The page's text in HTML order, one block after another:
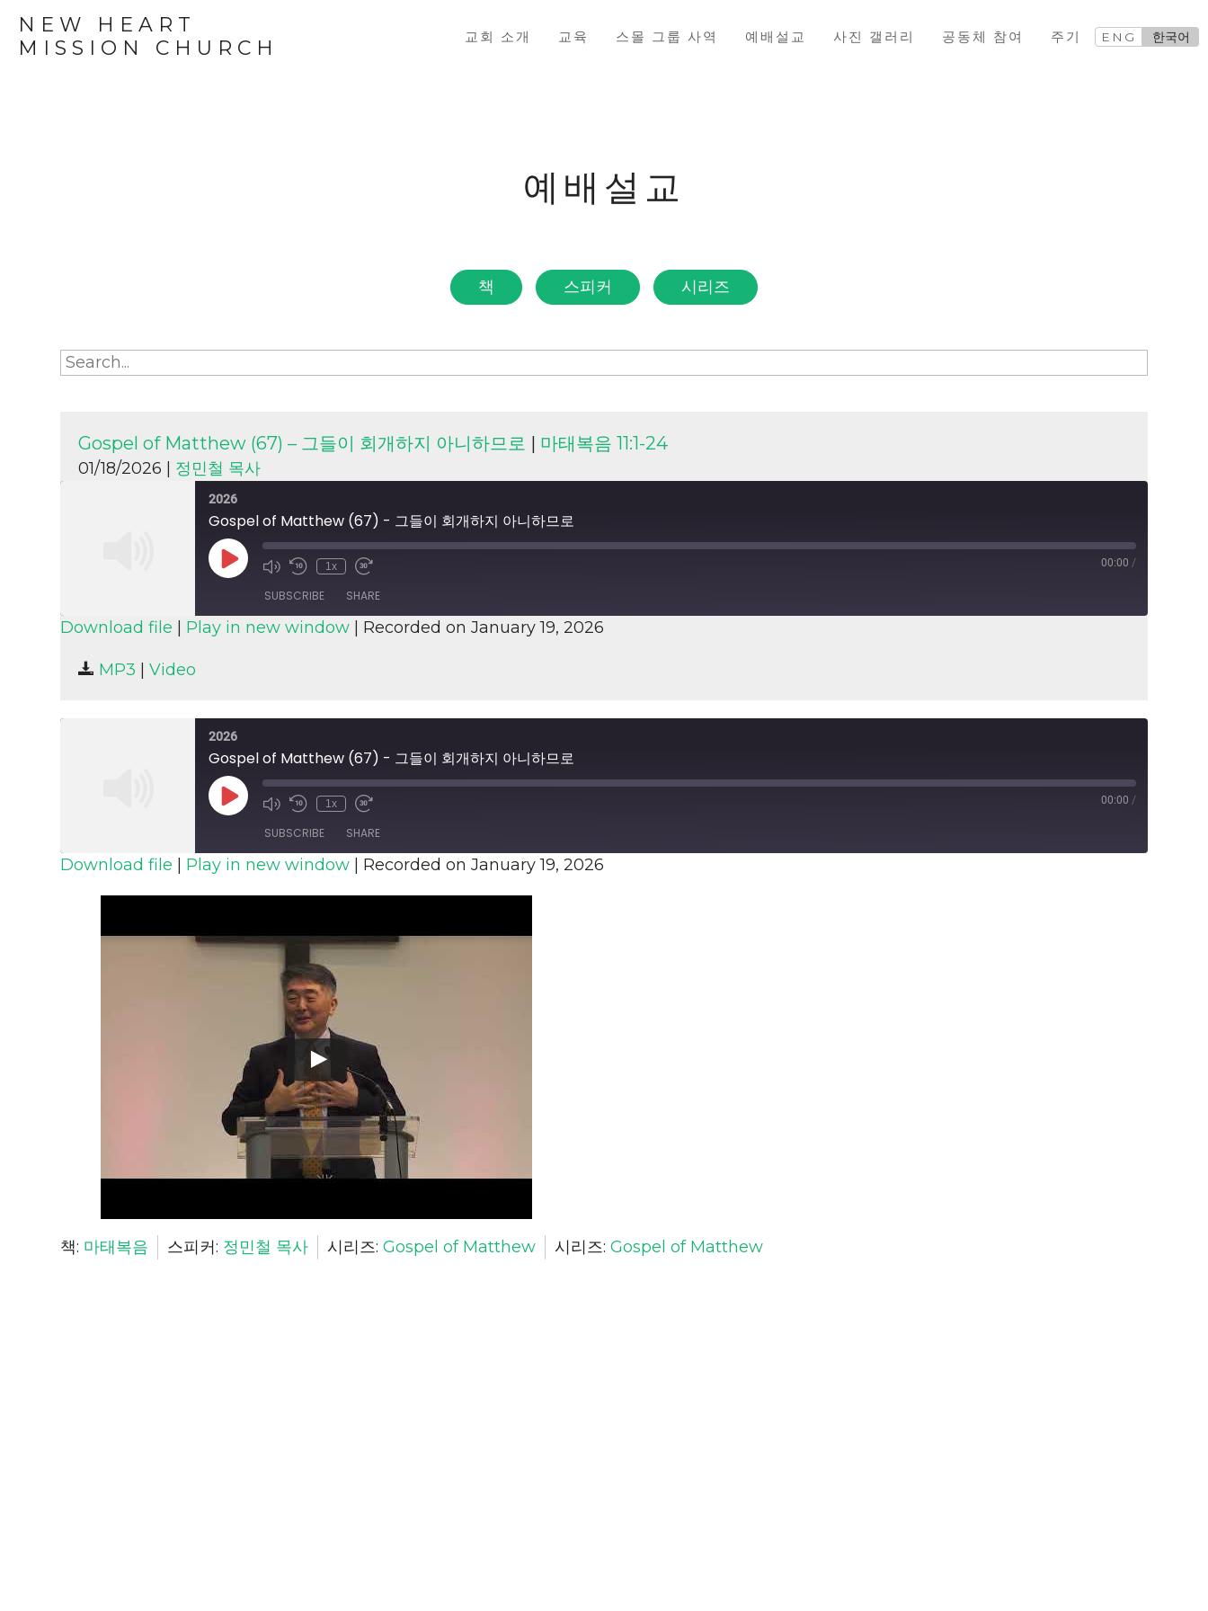
NEW HEART
MISSION CHURCH
교회 소개 교육 스몰 그룹 사역 예배설교 사진 갤러리 공동체 참여 주기 ENG 한국어
예배설교
책 스피커 시리즈
Gospel of Matthew (67) – 그들이 회개하지 아니하므로 | 마태복음 11:1-24
01/18/2026 | 정민철 목사
2026
Gospel of Matthew (67) - 그들이 회개하지 아니하므로
Play
Episode
1x 00:00 /
SUBSCRIBE SHARE
RSS FEED
Download file Play in new window Recorded on January 19, 2026
MP3 |Video
2026
Gospel of Matthew (67) - 그들이 회개하지 아니하므로
Play
Episode
1x 00:00 /
SUBSCRIBE SHARE
Download file Play in new window Recorded on January 19, 2026
책: 마태복음 스피커: 정민철 목사 시리즈:Gospel of Matthew 시리즈:Gospel of Matthew